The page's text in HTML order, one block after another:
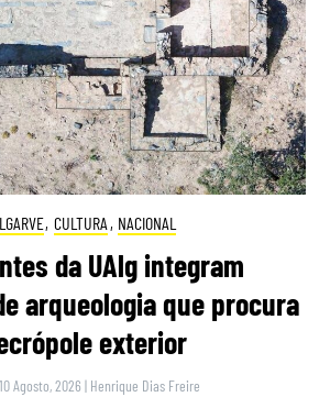
, CULTURA , NACIONAL
da UAlg integram
arqueologia que procura
exterior
Agosto, 2026 | Henrique Dias Freire